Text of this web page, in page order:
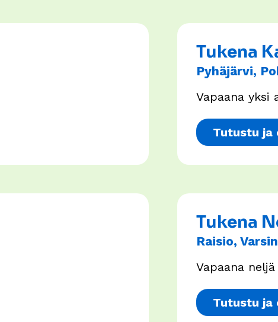
Tukena
Pyhäjärvi,
Vapaana yksi
Tutustu ja
Tukena
Raisio,
Vapaana
Tutustu ja